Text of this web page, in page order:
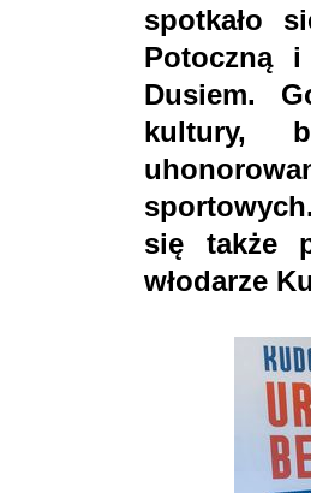
spotkało
Potoczną i
Dusiem.
kultury,
się także
włodarze